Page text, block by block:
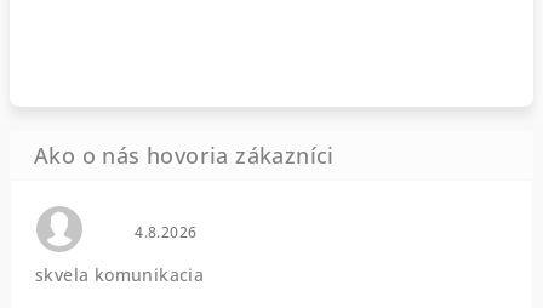
Hodnotenie obchodu je 0 z 5 hviezdičiek.
4.8.2026
skvela komunikacia